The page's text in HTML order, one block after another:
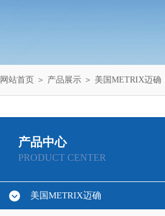
网站首页 ＞ 产品展示 ＞ 美国METRIX迈确
产品中心
PRODUCT CENTER
美国METRIX迈确